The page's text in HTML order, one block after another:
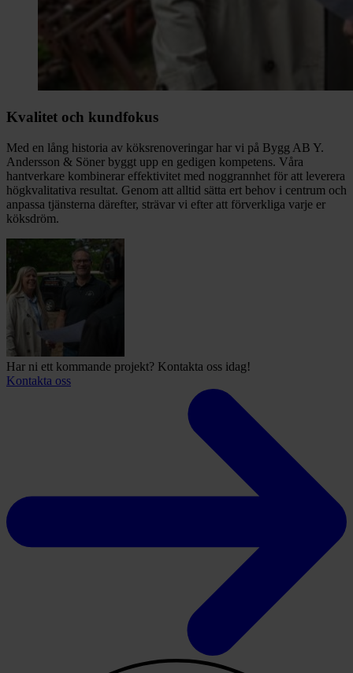
Kvalitet och kundfokus
Med en lång historia av köksrenoveringar har vi på Bygg AB Y.
Andersson & Söner byggt upp en gedigen kompetens. Våra
hantverkare kombinerar effektivitet med noggrannhet för att leverera
högkvalitativa resultat. Genom att alltid sätta ert behov i centrum och
anpassa tjänsterna därefter, strävar vi efter att förverkliga varje er
köksdröm.
Har ni ett kommande projekt? Kontakta oss idag!
Kontakta oss